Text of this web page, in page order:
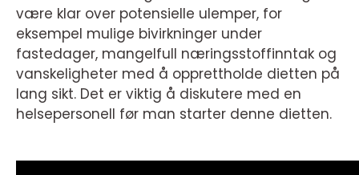
være klar over potensielle ulemper, for
eksempel mulige bivirkninger under
fastedager, mangelfull næringsstoffinntak og
vanskeligheter med å opprettholde dietten på
lang sikt. Det er viktig å diskutere med en
helsepersonell før man starter denne dietten.